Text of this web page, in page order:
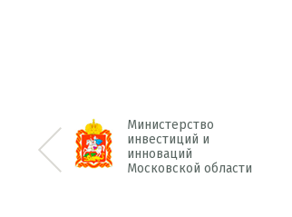
Министерство
инвестиций и
инноваций
Московской области
<< Prev